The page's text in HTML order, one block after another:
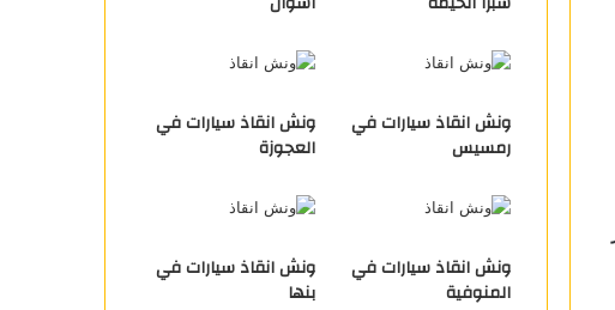
ونش انقاذ سيارات في
رمسيس
ونش انقاذ سيارات في
العجوزة
ونش انقاذ سيارات في
المنوفية
ونش انقاذ سيارات في
بنها